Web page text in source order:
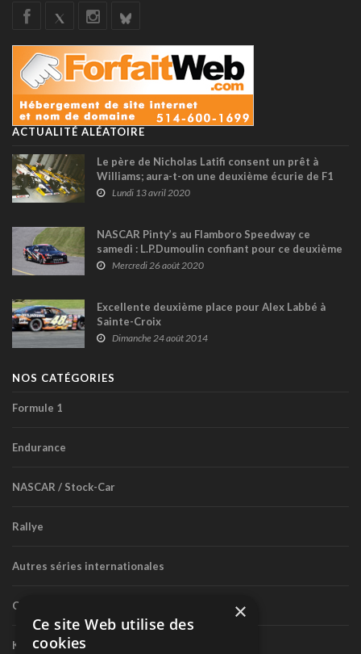
ACTUALITÉ ALÉATOIRE
Le père de Nicholas Latifi consent un prêt à
Williams; aura-t-on une deuxième écurie de F1
canadienne ?
Lundi 13 avril 2020
NASCAR Pinty’s au Flamboro Speedway ce
samedi : L.P.Dumoulin confiant pour ce deuxième
rendez-vous 2020
Mercredi 26 août 2020
Excellente deuxième place pour Alex Labbé à
Sainte-Croix
Dimanche 24 août 2014
NOS CATÉGORIES
Formule 1
Endurance
NASCAR / Stock-Car
Rallye
Autres séries internationales
Circuit routier canadien
Karting
×
Ce site Web utilise des
cookies